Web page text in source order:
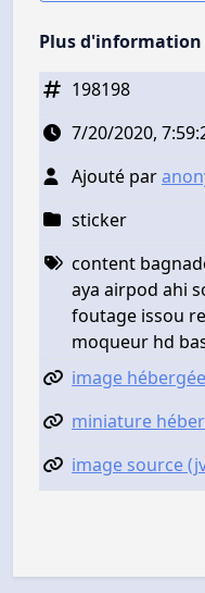
Plus d'information
198198
7/20/2020,
Ajouté par
sticker
content
aya airpod ahi
foutage issou
moqueur hd
image
miniature
image source